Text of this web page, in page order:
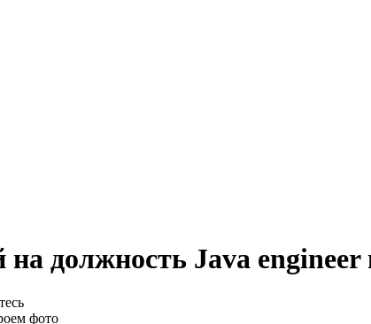
на должность Java
фото